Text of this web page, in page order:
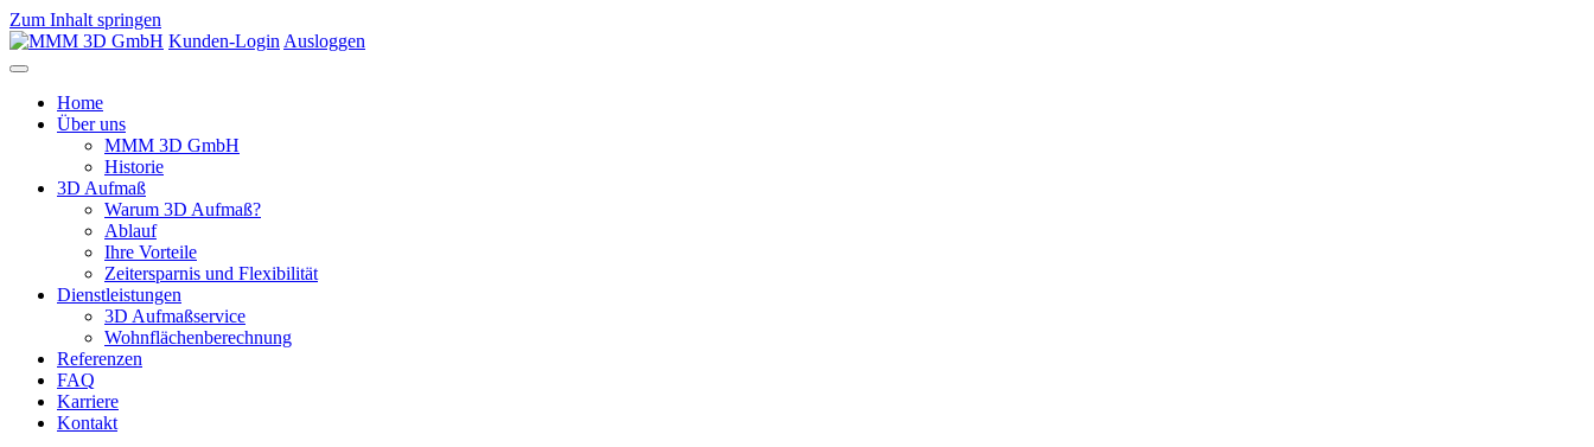
Zum Inhalt springen
Kunden-Login Ausloggen
Home
Über uns
MMM 3D GmbH
Historie
3D Aufmaß
Warum 3D Aufmaß?
Ablauf
Ihre Vorteile
Zeitersparnis und Flexibilität
Dienstleistungen
3D Aufmaßservice
Wohnflächenberechnung
Referenzen
FAQ
Karriere
Kontakt